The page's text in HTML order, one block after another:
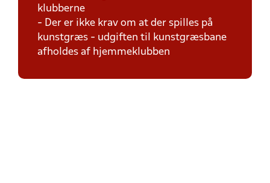
klubberne
- Der er ikke krav om at der spilles på
kunstgræs - udgiften til kunstgræsbane
afholdes af hjemmeklubben